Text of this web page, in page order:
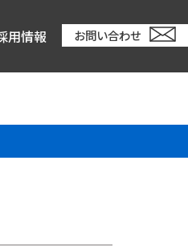
用情報 お問い合わせ